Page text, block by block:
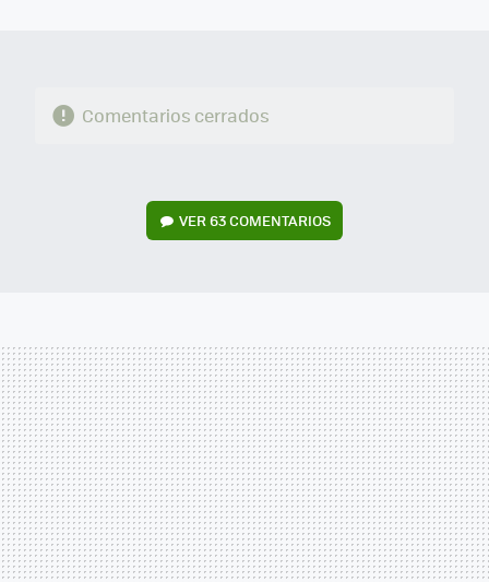
Comentarios cerrados
VER63 COMENTARIOS